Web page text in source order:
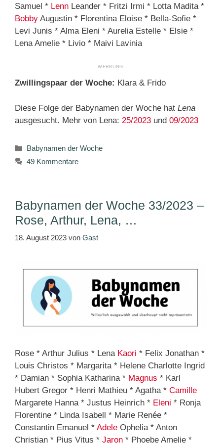
Samuel * Lenn Leander * Fritzi Irmi * Lotta Madita *
Bobby Augustin * Florentina Eloise * Bella-Sofie *
Levi Junis * Alma Eleni * Aurelia Estelle * Elsie *
Lena Amelie * Livio * Maivi Lavinia
Zwillingspaar der Woche: Klara & Frido
Diese Folge der Babynamen der Woche hat Lena
ausgesucht. Mehr von Lena: 25/2023 und 09/2023
Kategorien
Babynamen der Woche
49 Kommentare
Babynamen der Woche 33/2023 –
Rose, Arthur, Lena, …
18. August 2023 von Gast
Rose * Arthur Julius * Lena Kaori * Felix Jonathan *
Louis Christos * Margarita * Helene Charlotte Ingrid
* Damian * Sophia Katharina * Magnus * Karl
Hubert Gregor * Henri Mathieu * Agatha * Camille
Margarete Hanna * Justus Heinrich * Eleni * Ronja
Florentine * Linda Isabell * Marie Renée *
Constantin Emanuel * Adele Ophelia * Anton
Christian * Pius Vitus * Jaron * Phoebe Amelie *